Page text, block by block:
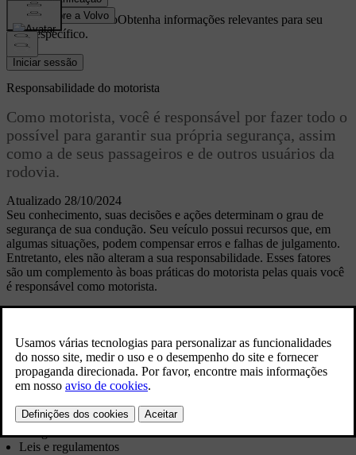
Suporte personalizadoObtenha informações relevantes para seu
carro específico.
Iniciar sessão
Atualizado 28/10/2024
Responsabilidade do motorista
Como motorista, você é responsável por fazer todo o
possível para garantir sua própria segurança, assim
como a de seus passageiros e de outros usuários da
rodovia.
Seu conhecimento, suas decisões e ações determinam o grau de
segurança de sua condução. Seu veículo possui recursos que, em
algumas situações, podem compensar erros e falhas de julgamento.
Entretanto, eles não alteram a sua responsabilidade. Esses fatores
são um complemento às boas práticas do motorista pelas quais você
é responsável como motorista.
seguro. Esta seção cobre alguns fatores essenciais que você pode
reconhecer, tais como:
Conduzir e usar funções de suporte à condução
Familiarização das capacidades e limitações do veículo
Distração do motorista
Fadiga do motorista
Leis e regulamentos